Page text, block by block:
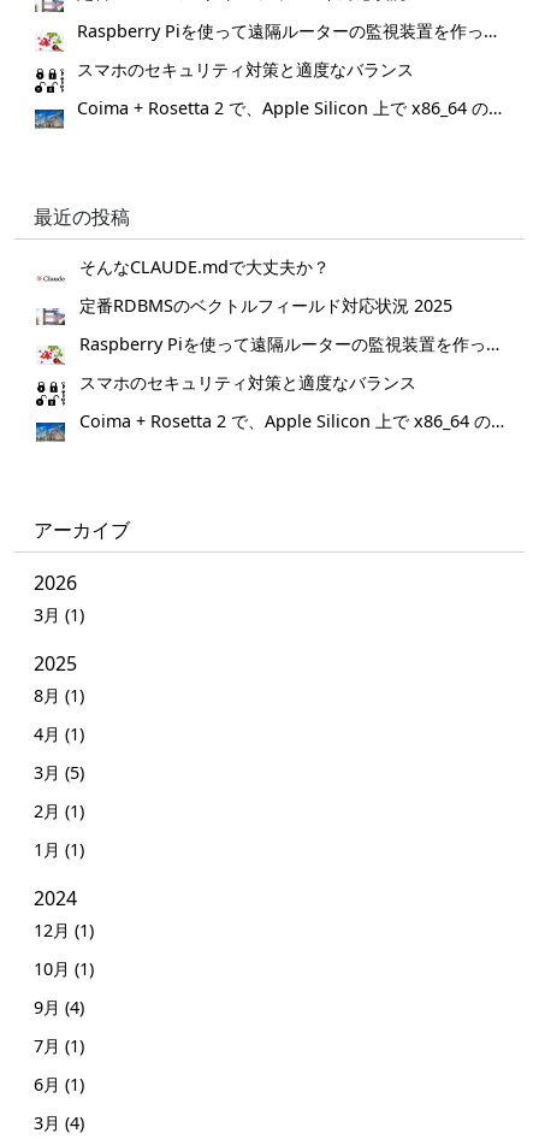
Raspberry Piを使って遠隔ルーターの監視装置を作ってみた。
スマホのセキュリティ対策と適度なバランス
Coima + Rosetta 2 で、Apple Silicon 上で x86_64 の Docker イメージをビルドする (Docker desktop やめる)
最近の投稿
そんなCLAUDE.mdで大丈夫か？
定番RDBMSのベクトルフィールド対応状況 2025
Raspberry Piを使って遠隔ルーターの監視装置を作ってみた。
スマホのセキュリティ対策と適度なバランス
Coima + Rosetta 2 で、Apple Silicon 上で x86_64 の Docker イメージをビルドする (Docker desktop やめる)
アーカイブ
2026
3月 (1)
2025
8月 (1)
4月 (1)
3月 (5)
2月 (1)
1月 (1)
2024
12月 (1)
10月 (1)
9月 (4)
7月 (1)
6月 (1)
3月 (4)